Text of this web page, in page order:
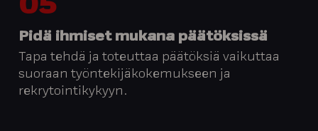
05
Pidä ihmiset mukana päätöksissä
Tapa tehdä ja toteuttaa päätöksiä vaikuttaa
suoraan työntekijäkokemukseen ja
rekrytointikykyyn.